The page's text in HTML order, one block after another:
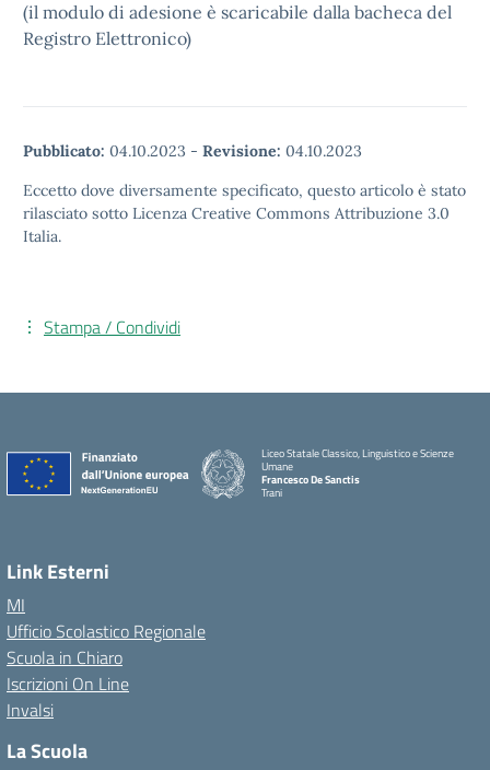
(il modulo di adesione è scaricabile dalla bacheca del
Registro Elettronico)
Pubblicato: 04.10.2023 - Revisione: 04.10.2023
Eccetto dove diversamente specificato, questo articolo è stato
rilasciato sotto Licenza Creative Commons Attribuzione 3.0
Italia.
Stampa / Condividi
Liceo Statale Classico, Linguistico e Scienze
Umane
Francesco De Sanctis
Trani
Link Esterni
MI
Ufficio Scolastico Regionale
Scuola in Chiaro
Iscrizioni On Line
Invalsi
La Scuola